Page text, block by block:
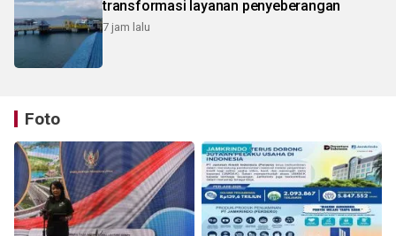
transformasi layanan penyeberangan
7 jam lalu
Foto